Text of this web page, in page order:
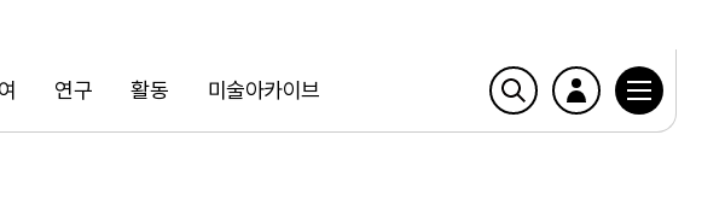
연구 활동 미술아카이브